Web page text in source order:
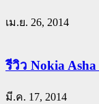
เม.ย. 26, 2014
รีวิว Nokia
มี.ค. 17, 2014